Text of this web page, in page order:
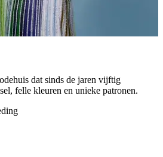
dat sinds de jaren vijftig
felle kleuren en unieke patronen.